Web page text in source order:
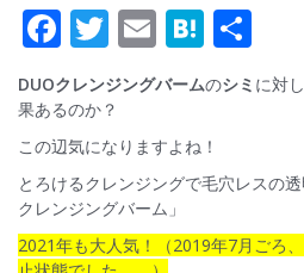
F
ac
e
b
o
o
k
T
w
itt
er
E
m
ai
l
H
at
e
n
a
有
DUOクレンジングバームのシミ に対
果あるのか？
この辺気になりますよね！
とろけるクレンジングで毛穴レスの
クレンジングバーム」
2021年も大人気！（2019年7月ごろ